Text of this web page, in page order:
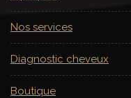
Nos services
Diagnostic cheveux
Boutique